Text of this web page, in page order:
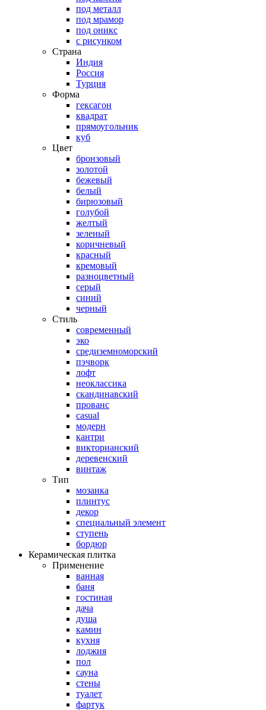
под металл
под мрамор
под оникс
с рисунком
Страна
Индия
Россия
Турция
Форма
гексагон
квадрат
прямоугольник
куб
Цвет
бронзовый
золотой
бежевый
белый
бирюзовый
голубой
желтый
зеленый
коричневый
красный
кремовый
разноцветный
серый
синий
черный
Стиль
современный
эко
средиземноморский
пэчворк
лофт
неоклассика
скандинавский
прованс
casual
модерн
кантри
викторианский
деревенский
винтаж
Тип
мозаика
плинтус
декор
специальный элемент
ступень
бордюр
Керамическая плитка
Применение
ванная
баня
гостиная
дача
душа
камин
кухня
лоджия
пол
сауна
стены
туалет
фартук